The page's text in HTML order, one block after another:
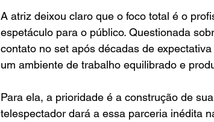
A atriz deixou claro que o foco total é o
espetáculo para o público. Questionada
contato no set após décadas de
um ambiente de trabalho equilibrado e
Para ela, a prioridade é a construção de
telespectador dará a essa parceria inédita